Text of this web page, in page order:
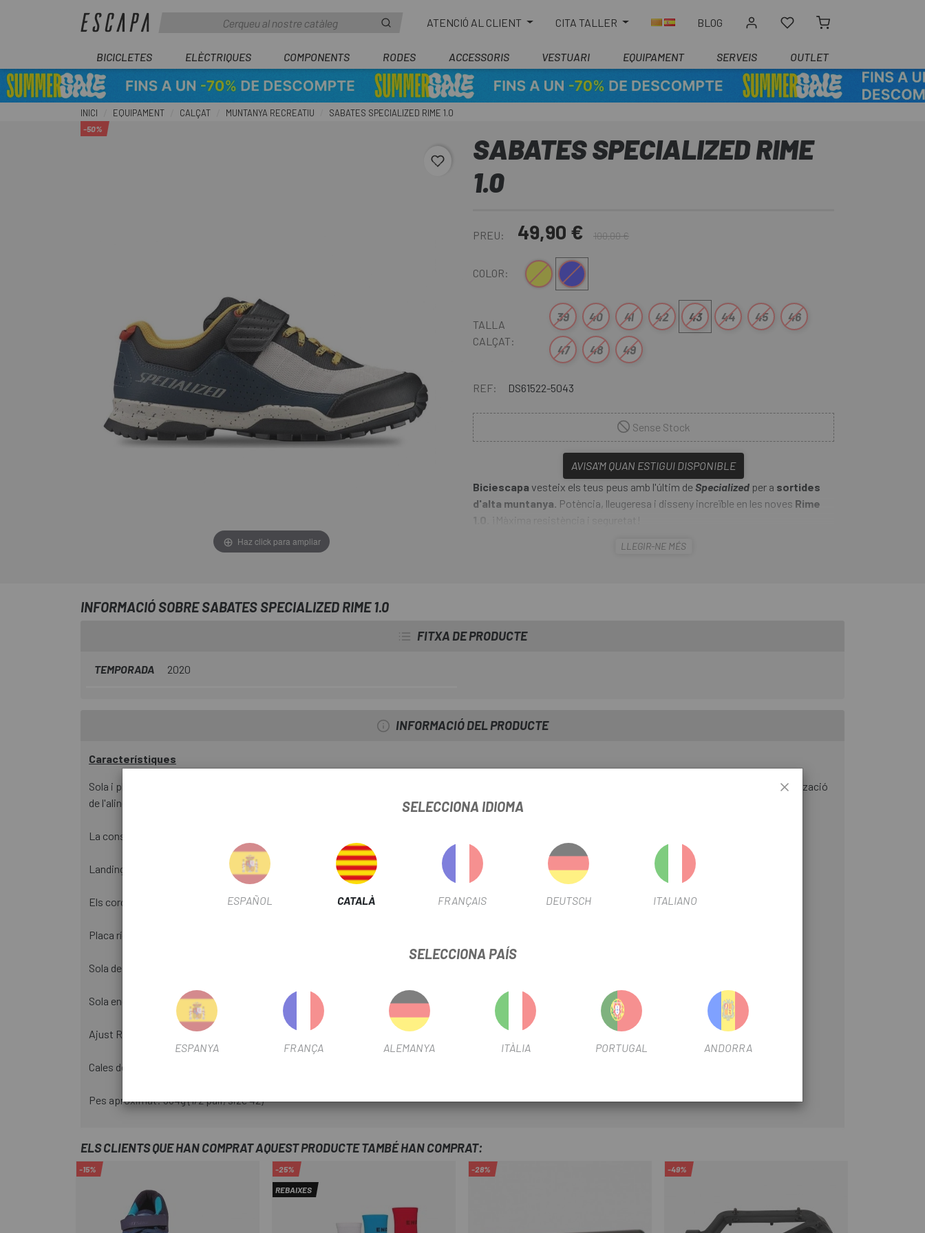
ATENCIÓ AL CLIENT CITA TALLER BLOG
BICICLETES ELÈCTRIQUES COMPONENTS RODES ACCESSORIS VESTUARI EQUIPAMENT SERVEIS OUTLET
INICI EQUIPAMENT CALÇAT MUNTANYA RECREATIU SABATES SPECIALIZED RIME 1.0
favorite_border
-50%
Haz click para ampliar
SABATES SPECIALIZED RIME
1.0
PREU: 49,90 € 100,00 €
COLOR: Groc-BlauBlau-Blanc
TALLA
CALÇAT:
39 40 41 42 43 44 45 46
47 48 49
REF: DS61522-5043
Sense Stock
AVISA'M QUAN ESTIGUI DISPONIBLE
Biciescapa vesteix els teus peus amb l'últim deSpecialized per a sortides
d'alta muntanya. Potència, lleugeresa i disseny increïble en les noves Rime
1.0.
¡Màxima resistència i seguretat!
sabates per muntanya Rime 1.0compten amb folre de
Ja disponibles a biciescapa!
LLEGIR-NE MÉS
INFORMACIÓ SOBRE SABATES SPECIALIZED RIME 1.0
FITXA DE PRODUCTE
TEMPORADA 2020
INFORMACIÓ DEL PRODUCTE
Característiques
Sola i plantilla Body Geometry: disseny ergonòmic i científicament provat per augmentar la potència, l'eficiència i reduir el risc de lesions mitjançant l'optimització
de l'alineació de maluc, genoll i peu.
La construcció de malla hidròfoba X-PEL ™ redueix l'absorció de l'aigua i millora dràsticament el temps d'assecat.
Landing Strip ™: rebaix amb ranures per facilitar l'entrada de la cala al pedal
Els cordons proporcionen un ajustament còmode amb una sola mà.
Placa rígida de niló Lollipop ™ per a un pedaleig d'alt rendiment i comoditat fora de la bicicleta.
Sola de goma SlipNot ™ per tenir una bona adherència.
Sola encoixinada d'EVA que segella i protegeix per donar suport i resistència
Ajust Relaxed Fit còmode per tenir l'equilibri perfecte entre anar pedalant o caminant.
Cales de dos cargols per ajustar-se a la majoria de pedals de muntanya.
Pes aproximat: 384g (1/2 pair, size 42)
ELS CLIENTS QUE HAN COMPRAT AQUEST PRODUCTE TAMBÉ HAN COMPRAT:
-15% -25%
REBAIXES
-28% -49%
SELECCIONA IDIOMA
ESPAÑOL CATALÀ FRANÇAIS DEUTSCH ITALIANO
SELECCIONA PAÍS
ESPANYA FRANÇA ALEMANYA ITÀLIA PORTUGAL ANDORRA